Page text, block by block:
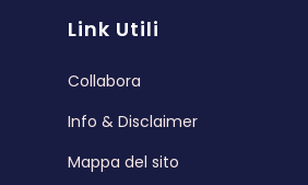
Link Utili
Collabora
Info & Disclaimer
Mappa del sito